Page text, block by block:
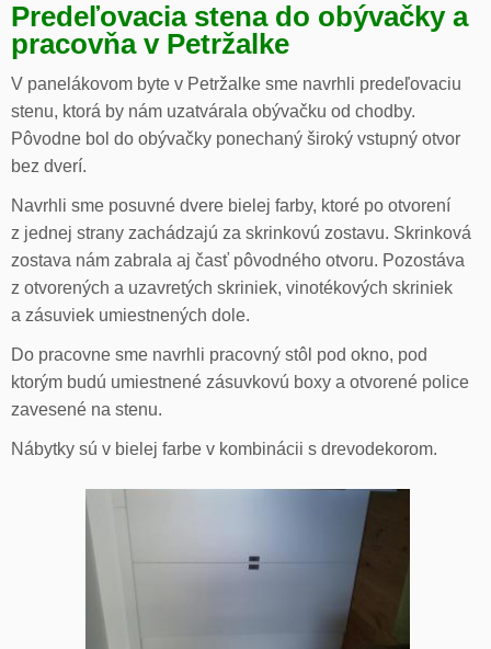
Predeľovacia stena do obývačky a
pracovňa v Petržalke
V panelákovom byte v Petržalke sme navrhli predeľovaciu
stenu, ktorá by nám uzatvárala obývačku od chodby.
Pôvodne bol do obývačky ponechaný široký vstupný otvor
bez dverí.
Navrhli sme posuvné dvere bielej farby, ktoré po otvorení
z jednej strany zachádzajú za skrinkovú zostavu. Skrinková
zostava nám zabrala aj časť pôvodného otvoru. Pozostáva
z otvorených a uzavretých skriniek, vinotékových skriniek
a zásuviek umiestnených dole.
Do pracovne sme navrhli pracovný stôl pod okno, pod
ktorým budú umiestnené zásuvkovú boxy a otvorené police
zavesené na stenu.
Nábytky sú v bielej farbe v kombinácii s drevodekorom.